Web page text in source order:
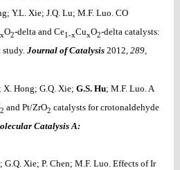
Y.L. Xie; J.Q. Lu; M.F. Luo. CO
xO2-delta and Ce1-xCuxO2-delta catalysts:
study. Journal of Catalysis 2012, 289,
X. Hong; G.Q. Xie; G.S. Hu; M.F. Luo. A
2 and Pt/ZrO2 catalysts for crotonaldehyde
Catalysis A:
G.Q. Xie; P. Chen; M.F. Luo. Effects of Ir